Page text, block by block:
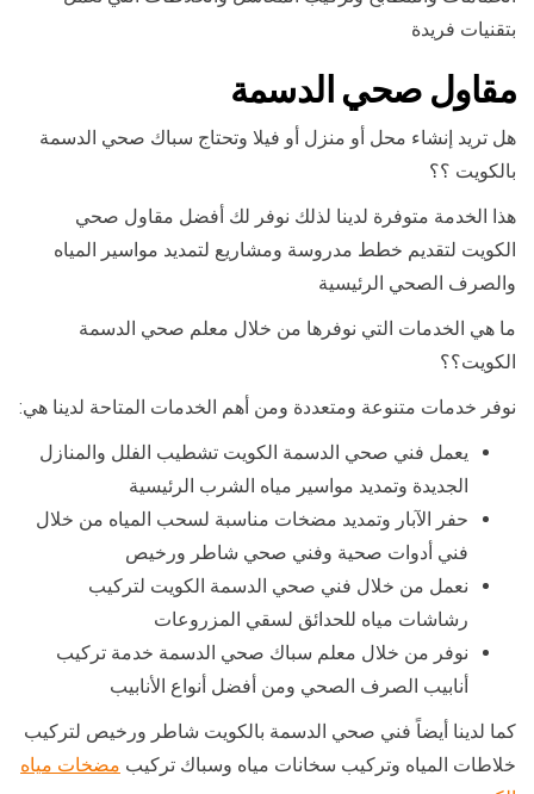
بتقنيات فريدة
مقاول صحي الدسمة
هل تريد إنشاء محل أو منزل أو فيلا وتحتاج سباك صحي الدسمة
بالكويت ؟؟
هذا الخدمة متوفرة لدينا لذلك نوفر لك أفضل مقاول صحي
الكويت لتقديم خطط مدروسة ومشاريع لتمديد مواسير المياه
والصرف الصحي الرئيسية
ما هي الخدمات التي نوفرها من خلال معلم صحي الدسمة
الكويت؟؟
نوفر خدمات متنوعة ومتعددة ومن أهم الخدمات المتاحة لدينا هي:
يعمل فني صحي الدسمة الكويت تشطيب الفلل والمنازل
الجديدة وتمديد مواسير مياه الشرب الرئيسية
حفر الآبار وتمديد مضخات مناسبة لسحب المياه من خلال
فني أدوات صحية وفني صحي شاطر ورخيص
نعمل من خلال فني صحي الدسمة الكويت لتركيب
رشاشات مياه للحدائق لسقي المزروعات
نوفر من خلال معلم سباك صحي الدسمة خدمة تركيب
أنابيب الصرف الصحي ومن أفضل أنواع الأنابيب
كما لدينا أيضاً فني صحي الدسمة بالكويت شاطر ورخيص لتركيب
خلاطات المياه وتركيب سخانات مياه وسباك تركيب مضخات مياه